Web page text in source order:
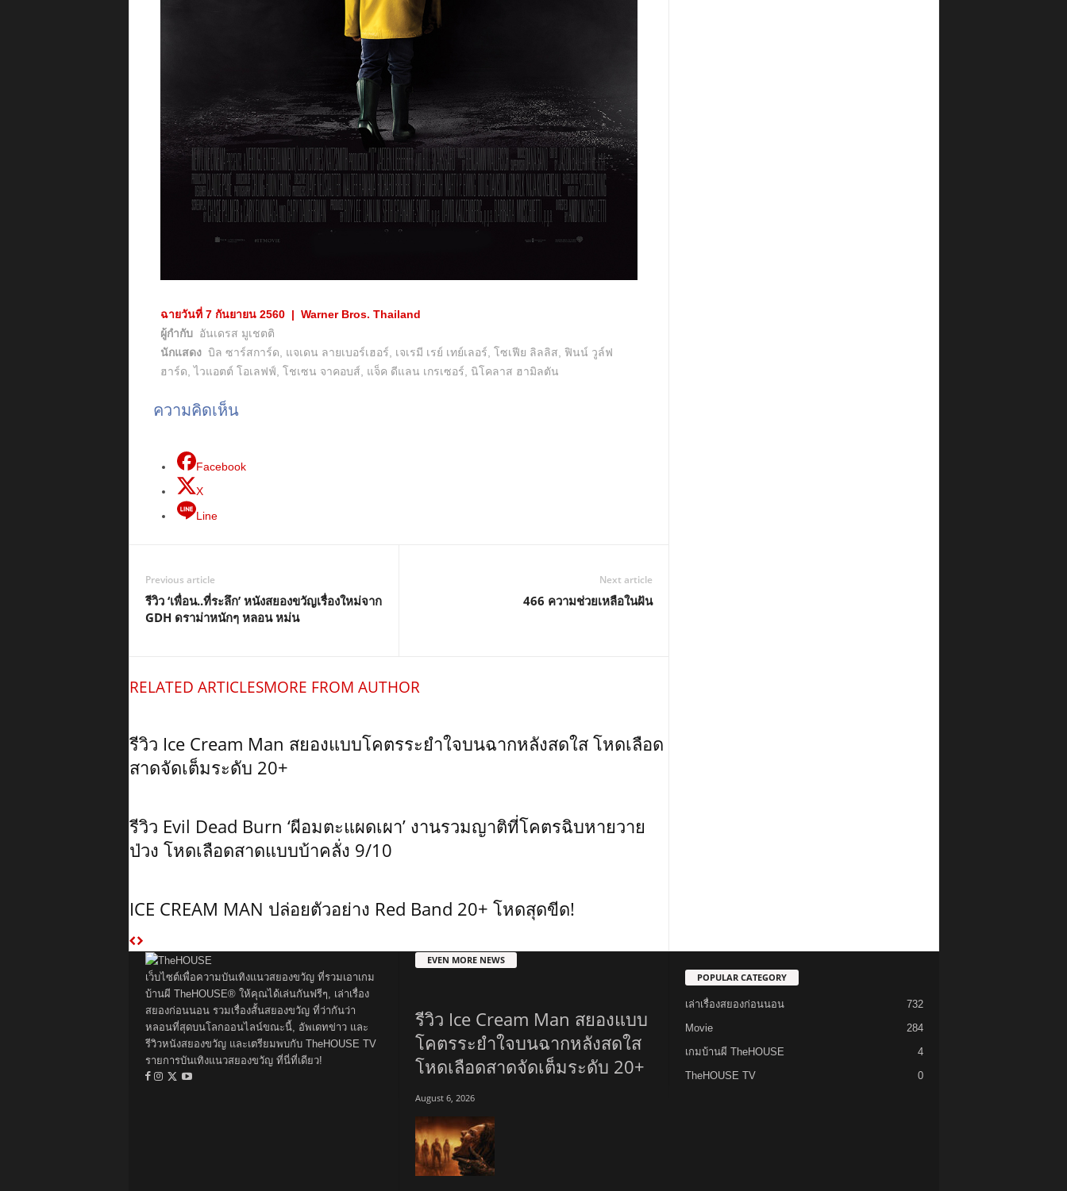
ฉายวันที่ 7 กันยายน 2560 | Warner Bros. Thailand
ผู้กำกับ อันเดรส มูเชตติ
นักแสดงบิล ซาร์สการ์ด, แจเดน ลายเบอร์เฮอร์, เจเรมี เรย์ เทย์เลอร์, โซเฟีย ลิลลิส, ฟินน์ วูล์ฟ
ฮาร์ด, ไวแอตต์ โอเลฟฟ์, โชเซน จาคอบส์, แจ็ค ดีแลน เกรเซอร์, นิโคลาส ฮามิลตัน
ความคิดเห็น
Facebook
X
Line
Previous article
รีวิว ‘เพื่อน..ที่ระลึก’ หนังสยองขวัญเรื่องใหม่จาก
GDH ดราม่าหนักๆ หลอน หม่น
Next article
466 ความช่วยเหลือในฝัน
RELATED ARTICLESMORE FROM AUTHOR
รีวิว Ice Cream Man สยองแบบโคตรระยำใจบนฉากหลังสดใส โหดเลือด
สาดจัดเต็มระดับ 20+
รีวิว Evil Dead Burn ‘ผีอมตะแผดเผา’ งานรวมญาติที่โคตรฉิบหายวาย
ป่วง โหดเลือดสาดแบบบ้าคลั่ง 9/10
ICE CREAM MAN ปล่อยตัวอย่าง Red Band 20+ โหดสุดขีด!
เว็บไซต์เพื่อความบันเทิงแนวสยองขวัญ ที่รวมเอาเกม
บ้านผี TheHOUSE® ให้คุณได้เล่นกันฟรีๆ, เล่าเรื่อง
สยองก่อนนอน รวมเรื่องสั้นสยองขวัญ ที่ว่ากันว่า
หลอนที่สุดบนโลกออนไลน์ขณะนี้, อัพเดทข่าว และ
รีวิวหนังสยองขวัญ และเตรียมพบกับ TheHOUSE TV
รายการบันเทิงแนวสยองขวัญ ที่นี่ที่เดียว!
EVEN MORE NEWS
รีวิว Ice Cream Man สยองแบบ
โคตรระยำใจบนฉากหลังสดใส
โหดเลือดสาดจัดเต็มระดับ 20+
August 6, 2026
POPULAR CATEGORY
เล่าเรื่องสยองก่อนนอน
732
Movie
284
เกมบ้านผี TheHOUSE
4
TheHOUSE TV
0